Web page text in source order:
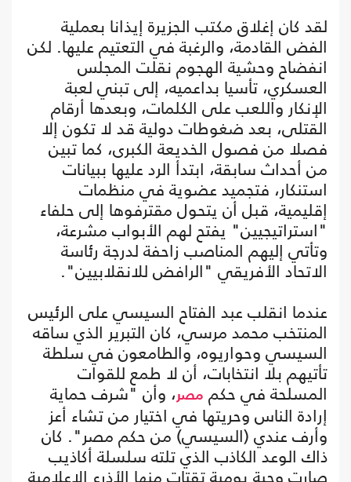
لقد كان إغلاق مكتب الجزيرة إيذانا بعملية
الفض القادمة، والرغبة في التعتيم عليها. لكن
انفضاح وحشية الهجوم نقلت المجلس
العسكري، تأسيا بداعميه، إلى تبني لعبة
الإنكار واللعب على الكلمات، وبعدها أرقام
القتلى، بعد ضغوطات دولية قد لا تكون إلا
فصلا من فصول الخديعة الكبرى، كما تبين
من أحداث سابقة، ابتدأ الرد عليها ببيانات
استنكار، فتجميد عضوية في منظمات
إقليمية، قبل أن يتحول مقترفوها إلى حلفاء
"استراتيجيين" يفتح لهم الأبواب مشرعة،
وتأتي إليهم المناصب زاحفة لدرجة رئاسة
الاتحاد الأفريقي "الرافض للانقلابيين".
عندما انقلب عبد الفتاح السيسي على الرئيس
المنتخب محمد مرسي، كان التبرير الذي ساقه
السيسي وحواريوه، والطامعون في سلطة
تأتيهم بلا انتخابات، أن لا طمع للقوات
المسلحة في حكم مصر ، وأن "شرف حماية
إرادة الناس وحريتها في اختيار من تشاء أعز
وأرف عندي (السيسي) من حكم مصر". كان
ذاك الوعد الكاذب الذي تلته سلسلة أكاذيب